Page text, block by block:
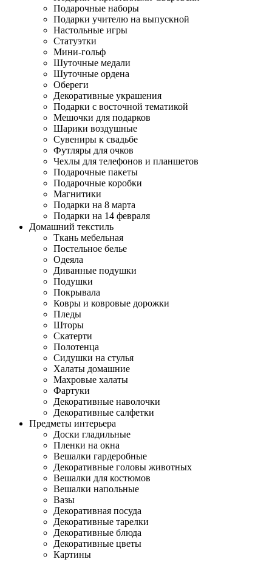
Подарочные наборы
Подарки учителю на выпускной
Настольные игры
Статуэтки
Мини-гольф
Шуточные медали
Шуточные ордена
Обереги
Декоративные украшения
Подарки с восточной тематикой
Мешочки для подарков
Шарики воздушные
Сувениры к свадьбе
Футляры для очков
Чехлы для телефонов и планшетов
Подарочные пакеты
Подарочные коробки
Магнитики
Подарки на 8 марта
Подарки на 14 февраля
Домашний текстиль
Ткань мебельная
Постельное белье
Одеяла
Диванные подушки
Подушки
Покрывала
Ковры и ковровые дорожки
Пледы
Шторы
Скатерти
Полотенца
Сидушки на стулья
Халаты домашние
Махровые халаты
Фартуки
Декоративные наволочки
Декоративные салфетки
Предметы интерьера
Доски гладильные
Пленки на окна
Вешалки гардеробные
Декоративные головы животных
Вешалки для костюмов
Вешалки напольные
Вазы
Декоративная посуда
Декоративные тарелки
Декоративные блюда
Декоративные цветы
Картины